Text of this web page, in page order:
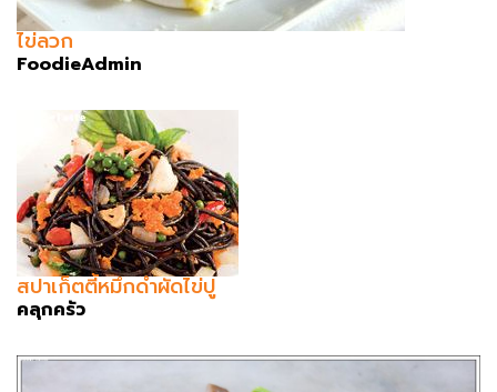
ไข่ลวก
FoodieAdmin
สปาเก็ตตี้หมึกดำผัดไข่ปู
คลุกครัว